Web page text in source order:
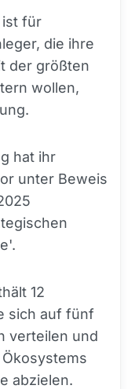
ist für
die ihre
der größten
wollen,
hat ihr
unter Beweis
12
sich auf fünf
verteilen und
abzielen.